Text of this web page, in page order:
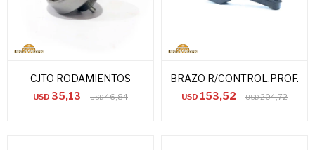
CJTO RODAMIENTOS
USD 35,13 USD46,84
BRAZO R/CONTROL.PROF.
USD 153,52 USD204,72